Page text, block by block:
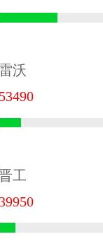
沃
53490
工
39950